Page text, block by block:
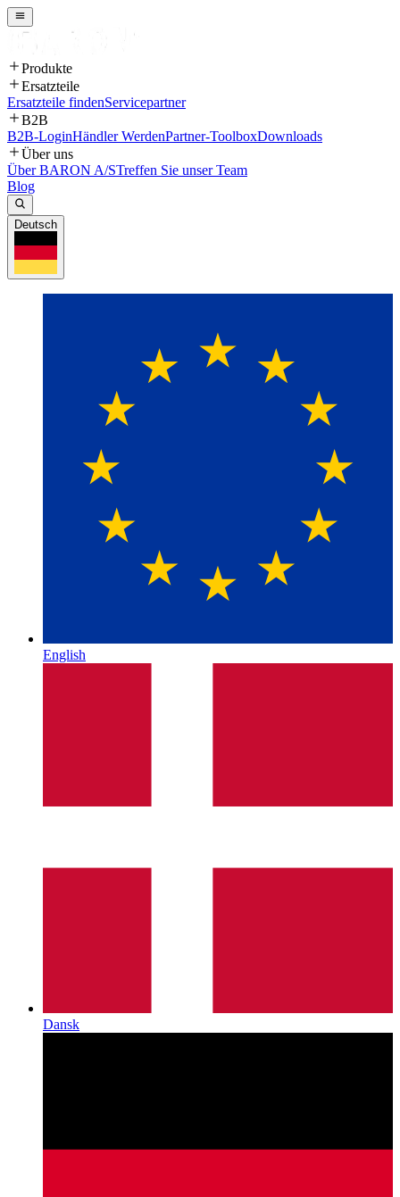
Produkte
Ersatzteile
Ersatzteile findenServicepartner
B2B
B2B-LoginHändler WerdenPartner-ToolboxDownloads
Über uns
Über BARON A/STreffen Sie unser Team
Blog
Deutsch
English
Dansk